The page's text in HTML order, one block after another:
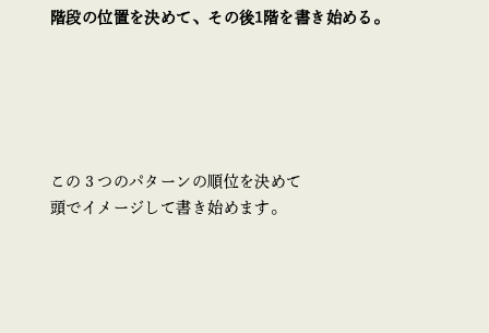
階段の位置を決めて、その後1階を書き始める。
この３つのパターンの順位を決めて
頭でイメージして書き始めます。